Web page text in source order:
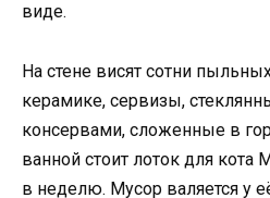
виде.
На стене висят сотни
керамике, сервизы,
консервами, сложенные в
ванной стоит лоток для кота
в неделю. Мусор валяется у